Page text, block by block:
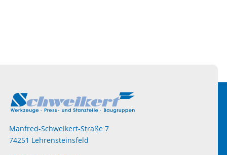
Manfred-Schweikert-Straße 7
74251 Lehrensteinsfeld